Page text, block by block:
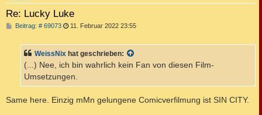
Re: Lucky Luke
Beitrag: # 69073B
r
a
11. Februar 2022 23:55
WeissNix hat geschrieben:
(...) Nee, ich bin wahrlich kein Fan von diesen Film-
Umsetzungen.
Same here. Einzig mMn gelungene Comicverfilmung ist SIN CITY.